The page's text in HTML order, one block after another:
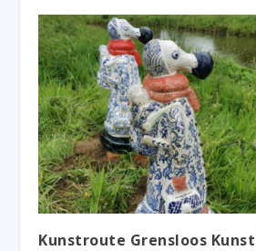
Kunstroute Grensloos